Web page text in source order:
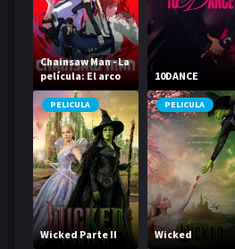
Chainsaw Man - La
película: El arco
de Reze
10DANCE
PELICULA
Wicked Parte II
PELICULA
Wicked